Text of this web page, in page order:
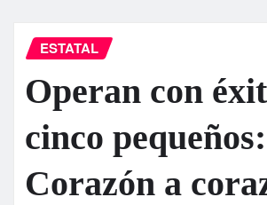
ESTATAL
Operan con
cinco pequeños:
Corazón a